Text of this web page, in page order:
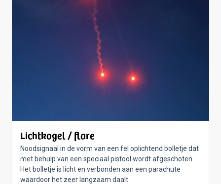
Lichtkogel / flare
Noodsignaal in de vorm van een fel oplichtend bolletje dat
met behulp van een speciaal pistool wordt afgeschoten.
Het bolletje is licht en verbonden aan een parachute
waardoor het zeer langzaam daalt.